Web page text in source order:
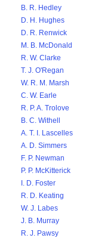
B. R. Hedley
D. H. Hughes
D. R. Renwick
M. B. McDonald
R. W. Clarke
T. J. O'Regan
W. R. M. Marsh
C. W. Earle
R. P. A. Trolove
B. C. Withell
A. T. I. Lascelles
A. D. Simmers
F. P. Newman
P. P. McKitterick
I. D. Foster
R. D. Keating
W. J. Labes
J. B. Murray
R. J. Pawsy